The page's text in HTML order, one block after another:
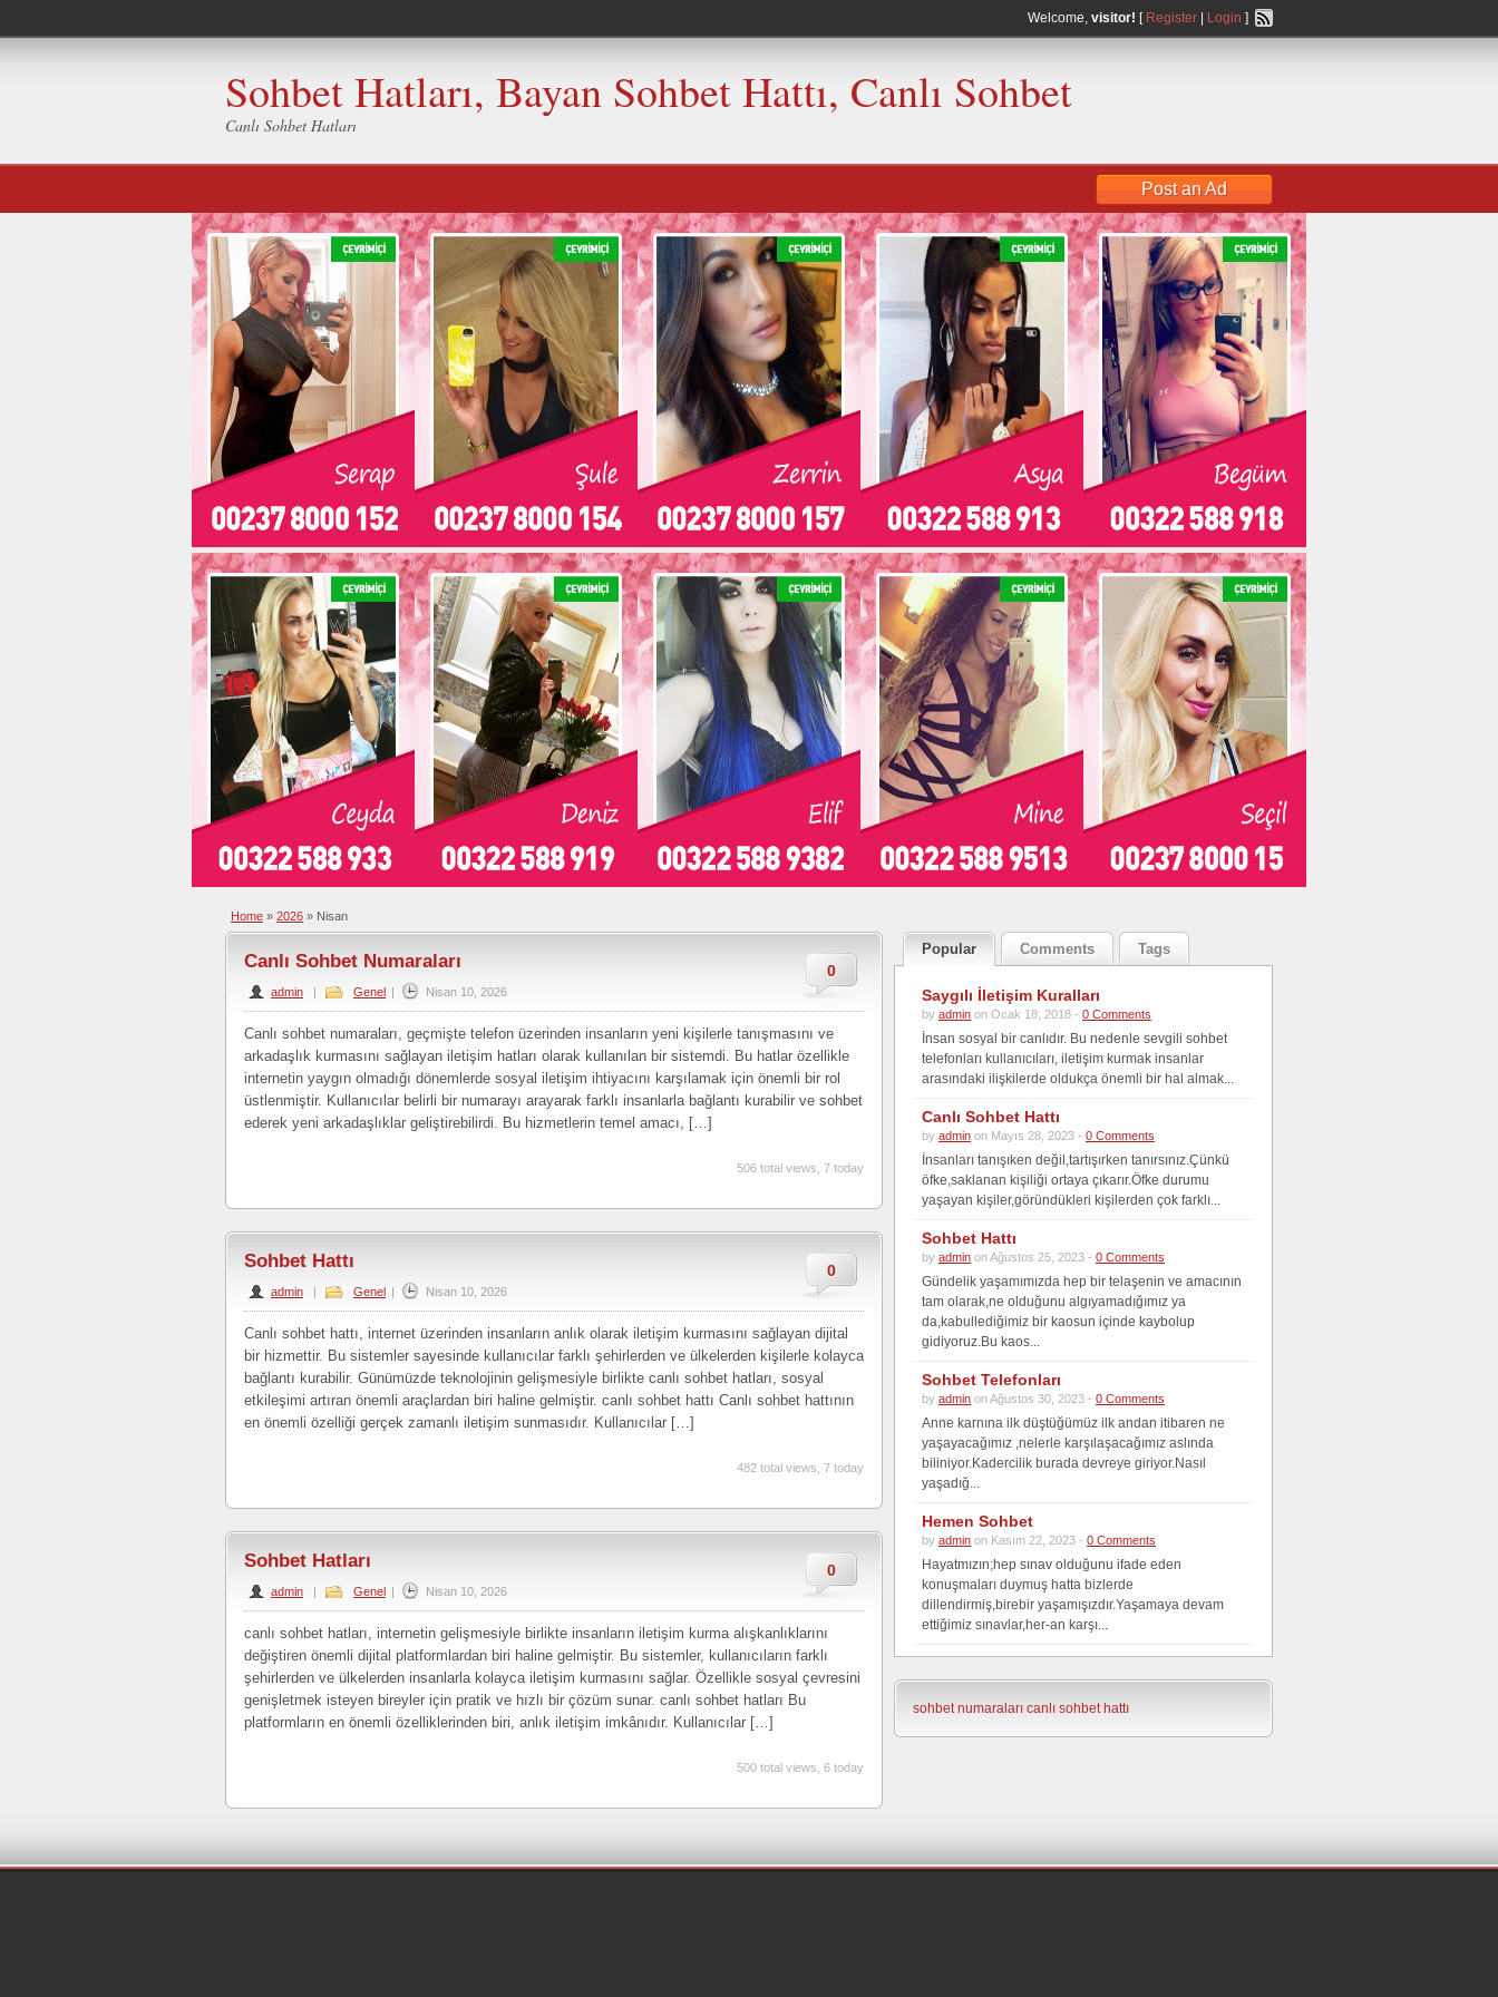
Welcome, visitor! [ Register Login ]
Sohbet Hatları, Bayan Sohbet Hattı, Canlı Sohbet
Canlı Sohbet Hatları
Post an Ad
Home » 2026 » Nisan
0
Canlı Sohbet Numaraları
admin | Genel | Nisan 10, 2026
Canlı sohbet numaraları, geçmişte telefon üzerinden insanların yeni kişilerle tanışmasını ve
arkadaşlık kurmasını sağlayan iletişim hatları olarak kullanılan bir sistemdi. Bu hatlar özellikle
internetin yaygın olmadığı dönemlerde sosyal iletişim ihtiyacını karşılamak için önemli bir rol
üstlenmiştir. Kullanıcılar belirli bir numarayı arayarak farklı insanlarla bağlantı kurabilir ve sohbet
ederek yeni arkadaşlıklar geliştirebilirdi. Bu hizmetlerin temel amacı, […]
506 total views, 7 today
0
Sohbet Hattı
admin | Genel | Nisan 10, 2026
Canlı sohbet hattı, internet üzerinden insanların anlık olarak iletişim kurmasını sağlayan dijital
bir hizmettir. Bu sistemler sayesinde kullanıcılar farklı şehirlerden ve ülkelerden kişilerle kolayca
bağlantı kurabilir. Günümüzde teknolojinin gelişmesiyle birlikte canlı sohbet hatları, sosyal
etkileşimi artıran önemli araçlardan biri haline gelmiştir. canlı sohbet hattı Canlı sohbet hattının
en önemli özelliği gerçek zamanlı iletişim sunmasıdır. Kullanıcılar […]
482 total views, 7 today
0
Sohbet Hatları
admin | Genel | Nisan 10, 2026
canlı sohbet hatları, internetin gelişmesiyle birlikte insanların iletişim kurma alışkanlıklarını
değiştiren önemli dijital platformlardan biri haline gelmiştir. Bu sistemler, kullanıcıların farklı
şehirlerden ve ülkelerden insanlarla kolayca iletişim kurmasını sağlar. Özellikle sosyal çevresini
genişletmek isteyen bireyler için pratik ve hızlı bir çözüm sunar. canlı sohbet hatları Bu
platformların en önemli özelliklerinden biri, anlık iletişim imkânıdır. Kullanıcılar […]
500 total views, 6 today
Popular Comments Tags
Saygılı İletişim Kuralları
by admin on Ocak 18, 2018 - 0 Comments
İnsan sosyal bir canlıdır. Bu nedenle sevgili sohbet
telefonları kullanıcıları, iletişim kurmak insanlar
arasındaki ilişkilerde oldukça önemli bir hal almak...
Canlı Sohbet Hattı
by admin on Mayıs 28, 2023 - 0 Comments
İnsanları tanışıken değil,tartışırken tanırsınız.Çünkü
öfke,saklanan kişiliği ortaya çıkarır.Öfke durumu
yaşayan kişiler,göründükleri kişilerden çok farklı...
Sohbet Hattı
by admin on Ağustos 25, 2023 - 0 Comments
Gündelik yaşamımızda hep bir telaşenin ve amacının
tam olarak,ne olduğunu algıyamadığımız ya
da,kabullediğimiz bir kaosun içinde kaybolup
gidiyoruz.Bu kaos...
Sohbet Telefonları
by admin on Ağustos 30, 2023 - 0 Comments
Anne karnına ilk düştüğümüz ilk andan itibaren ne
yaşayacağımız ,nelerle karşılaşacağımız aslında
biliniyor.Kadercilik burada devreye giriyor.Nasıl
yaşadığ...
Hemen Sohbet
by admin on Kasım 22, 2023 - 0 Comments
Hayatmızın;hep sınav olduğunu ifade eden
konuşmaları duymuş hatta bizlerde
dillendirmiş,birebir yaşamışızdır.Yaşamaya devam
ettiğimiz sınavlar,her-an karşı...
sohbet numaraları canlı sohbet hattı